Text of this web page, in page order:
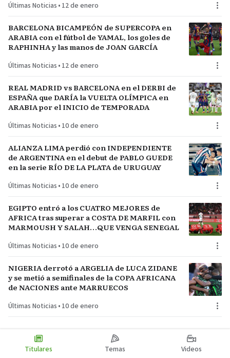
Últimas Noticias • 12 de enero
BARCELONA BICAMPEÓN de SUPERCOPA en
ARABIA con el fútbol de YAMAL, los goles de
RAPHINHA y las manos de JOAN GARCÍA
Últimas Noticias • 12 de enero
REAL MADRID vs BARCELONA en el DERBI de
ESPAÑA que DARÍA la VUELTA OLÍMPICA en
ARABIA por el INICIO de TEMPORADA
Últimas Noticias • 10 de enero
ALIANZA LIMA perdió con INDEPENDIENTE
de ARGENTINA en el debut de PABLO GUEDE
en la serie RÍO DE LA PLATA de URUGUAY
Últimas Noticias • 10 de enero
EGIPTO entró a los CUATRO MEJORES de
AFRICA tras superar a COSTA DE MARFIL con
MARMOUSH Y SALAH…QUE VENGA SENEGAL
Últimas Noticias • 10 de enero
NIGERIA derrotó a ARGELIA de LUCA ZIDANE
y se metió a semifinales de la COPA AFRICANA
de NACIONES ante MARRUECOS
Últimas Noticias • 10 de enero
Titulares Temas Videos